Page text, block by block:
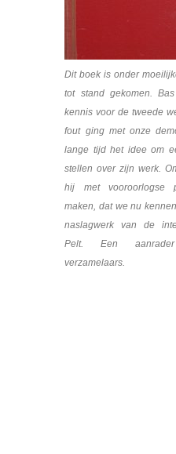
Dit boek is onder
tot stand gekomen.
kennis voor de tweede
fout ging met onze
lange tijd het idee om
stellen over zijn werk.
hij met vooroorlogse
maken, dat we nu
naslagwerk van de
Pelt. Een
verzamelaars.